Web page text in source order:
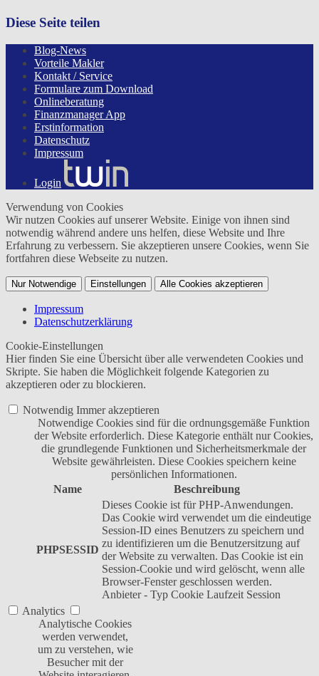
Diese Seite teilen
Blog-News
Vorteile Makler
Kontakt / Service
Formulare zum Download
Onlineberatung
Finanzmanager App
Erstinformation
Datenschutz
Impressum
Login
Verwendung von Cookies
Wir nutzen Cookies auf unserer Website. Einige von ihnen sind
notwendig während andere uns helfen, diese Website und Ihre
Erfahrung zu verbessern. Sie akzeptieren unsere Cookies, wenn Sie
fortfahren diese Webseite zu nutzen.
Nur Notwendige Einstellungen Alle Cookies akzeptieren
Impressum
Datenschutzerklärung
Cookie-Einstellungen
Hier finden Sie eine Übersicht über alle verwendeten Cookies und
Skripte. Sie haben die Möglichkeit folgende Kategorien zu
akzeptieren oder zu blockieren.
Notwendig Immer akzeptieren
Notwendige Cookies sind für die ordnungsgemäße Funktion
der Website erforderlich. Diese Kategorie enthält nur Cookies,
die grundlegende Funktionen und Sicherheitsmerkmale der
Website gewährleisten. Diese Cookies speichern keine
persönlichen Informationen.
Name
Beschreibung
PHPSESSID
Dieses Cookie ist für PHP-Anwendungen.
Das Cookie wird verwendet um die eindeutige
Session-ID eines Benutzers zu speichern und
zu identifizieren um die Benutzersitzung auf
der Website zu verwalten. Das Cookie ist ein
Session-Cookie und wird gelöscht, wenn alle
Browser-Fenster geschlossen werden.
Anbieter - Typ Cookie Laufzeit Session
Analytics
Analytische Cookies
werden verwendet,
um zu verstehen, wie
Besucher mit der